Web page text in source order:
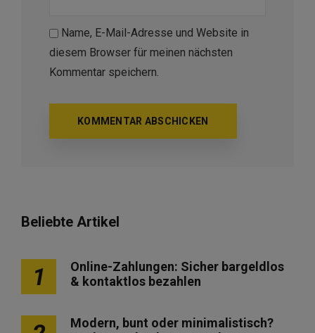
Name, E-Mail-Adresse und Website in
diesem Browser für meinen nächsten
Kommentar speichern.
Beliebte Artikel
1
Online-Zahlungen: Sicher bargeldlos
& kontaktlos bezahlen
Modern, bunt oder minimalistisch?